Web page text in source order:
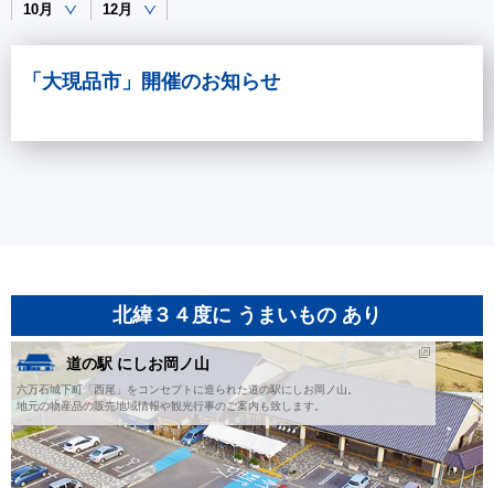
10月
12月
「大現品市」開催のお知らせ
北緯３４度に うまいもの あり
道の駅 にしお岡ノ山
六万石城下町「西尾」をコンセプトに造られた道の駅にしお岡ノ山。
地元の物産品の販売地域情報や観光行事のご案内も致します。